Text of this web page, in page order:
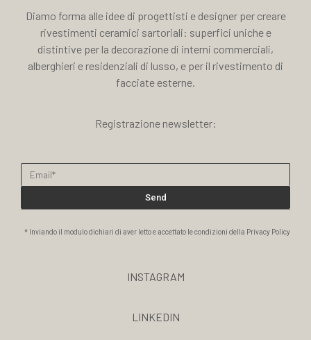
Diamo forma alle idee di progettisti e designer per creare
rivestimenti ceramici sartoriali: superfici uniche e
distintive per la decorazione di interni commerciali,
alberghieri e residenziali di lusso, e per il rivestimento di
facciate esterne.
Registrazione newsletter:
Send
* Inviando il modulo dichiari di aver letto e accettato le condizioni della Privacy Policy
INSTAGRAM
LINKEDIN